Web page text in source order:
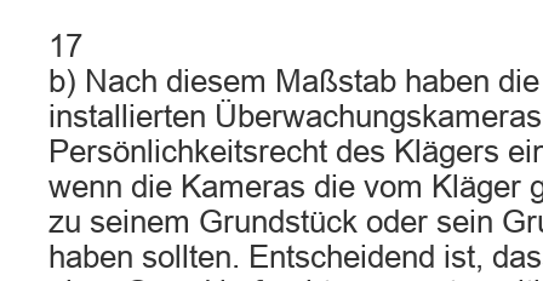
17
b) Nach diesem Maßstab haben
installierten
Persönlichkeitsrecht des Klägers
wenn die Kameras die vom Kläger
zu seinem Grundstück oder sein
haben sollten. Entscheidend ist,